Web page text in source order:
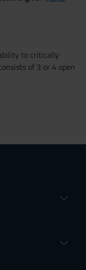
to critically
of 3 or 4 open